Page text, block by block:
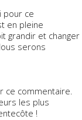
pour ce
en pleine
grandir et changer
serons
ce commentaire.
les plus
!